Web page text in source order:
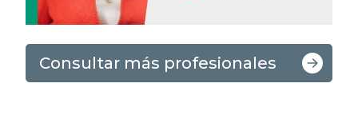
Consultar más profesionales